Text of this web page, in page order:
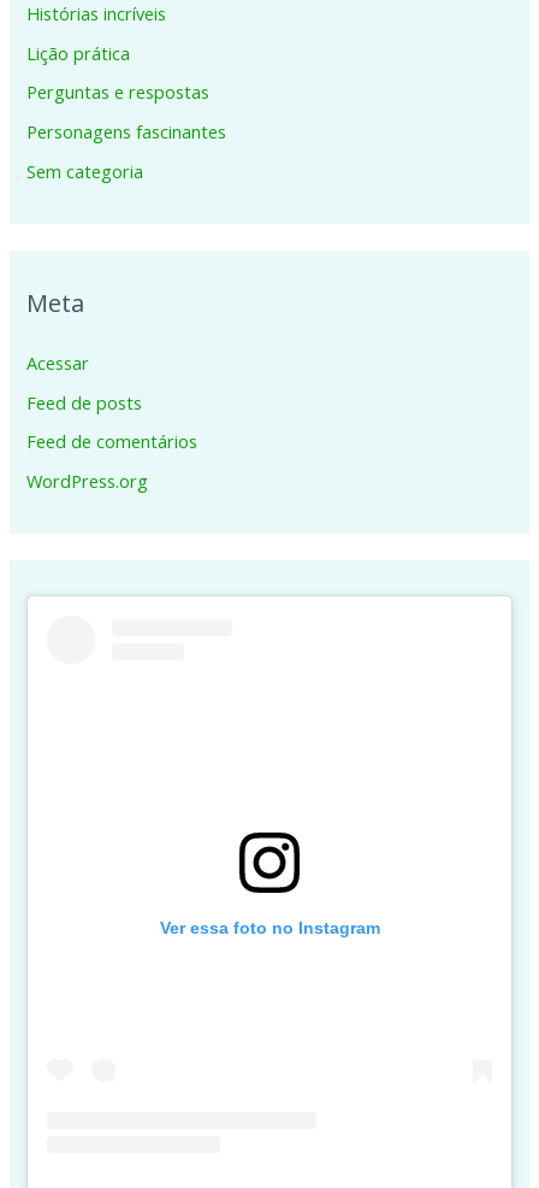
Histórias incríveis
Lição prática
Perguntas e respostas
Personagens fascinantes
Sem categoria
Meta
Acessar
Feed de posts
Feed de comentários
WordPress.org
Ver essa foto no Instagram